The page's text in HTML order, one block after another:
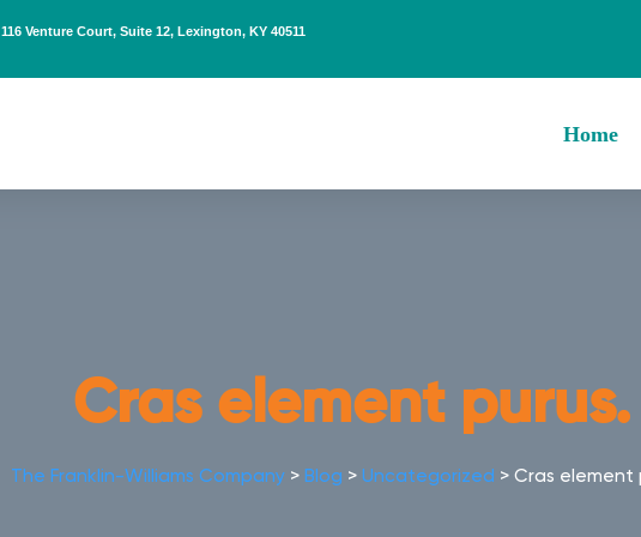
116 Venture Court, Suite 12, Lexington, KY 40511
Home
Cras element purus.
The Franklin-Williams Company > Blog > Uncategorized > Cras element